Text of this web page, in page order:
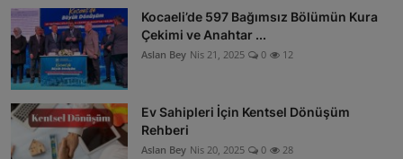
Kocaeli’de 597 Bağımsız Bölümün Kura
Çekimi ve Anahtar ...
Aslan Bey Nis 21, 2025 0 12
Ev Sahipleri İçin Kentsel Dönüşüm
Rehberi
Aslan Bey Nis 20, 2025 0 28